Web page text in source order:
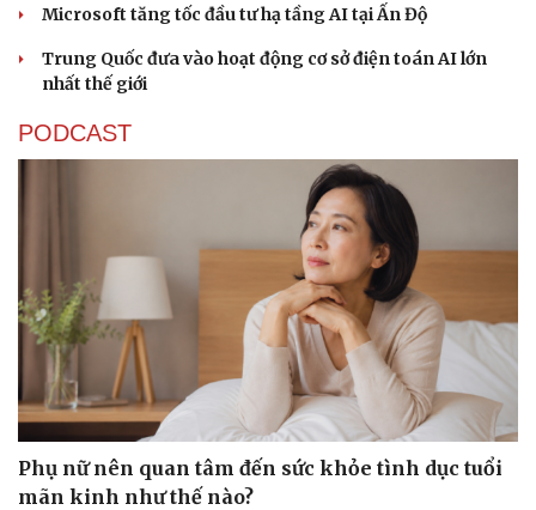
Microsoft tăng tốc đầu tư hạ tầng AI tại Ấn Độ
Trung Quốc đưa vào hoạt động cơ sở điện toán AI lớn
nhất thế giới
PODCAST
Phụ nữ nên quan tâm đến sức khỏe tình dục tuổi
mãn kinh như thế nào?